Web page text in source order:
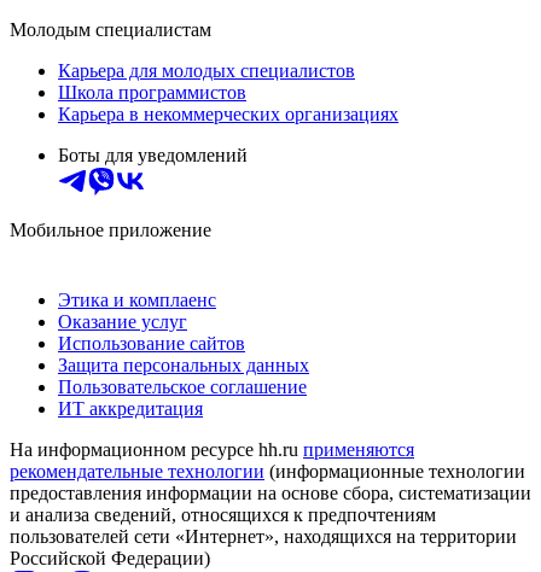
Молодым специалистам
Карьера для молодых специалистов
Школа программистов
Карьера в некоммерческих организациях
Боты для уведомлений
Мобильное приложение
Этика и комплаенс
Оказание услуг
Использование сайтов
Защита персональных данных
Пользовательское соглашение
ИТ аккредитация
На информационном ресурсе hh.ru применяются
рекомендательные технологии (информационные технологии
предоставления информации на основе сбора, систематизации
и анализа сведений, относящихся к предпочтениям
пользователей сети «Интернет», находящихся на территории
Российской Федерации)